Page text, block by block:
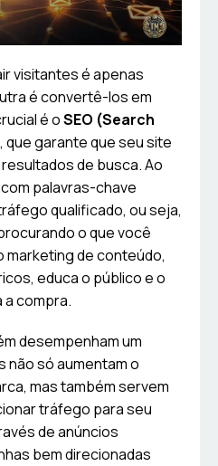
visitantes é apenas
é convertê-los em
é oSEO (Search
, que garante que seu site
de busca. Ao
palavras-chave
qualificado, ou seja,
o que você
marketing de conteúdo,
educa o público e o
a compra.
desempenham um
não só aumentam o
mas também servem
tráfego para seu
de anúncios
bem direcionadas